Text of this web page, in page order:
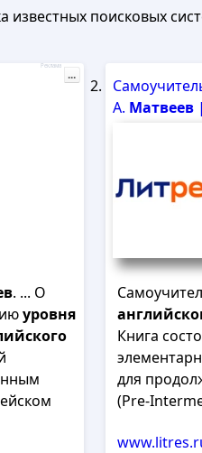
поисковых
. ... О
уровня
Реклама
...
А. Матвеев|
Книга
для
(Pre-